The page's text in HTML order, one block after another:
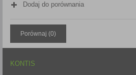
Dodaj do porównania
Porównaj (0)
KONTIS